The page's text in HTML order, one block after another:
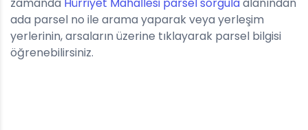
ada parsel no ile arama yaparak veya yerleşim
yerlerinin, arsaların üzerine tıklayarak parsel bilgisi
öğrenebilirsiniz.